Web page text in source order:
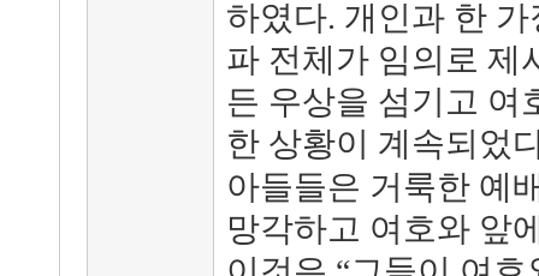
하였다. 개인과 한
파 전체가 임의로 제
든 우상을 섬기고 여
한 상황이 계속되었
아들들은 거룩한 예
망각하고 여호와 앞